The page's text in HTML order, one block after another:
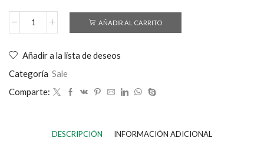
AÑADIR AL CARRITO
Añadir a la lista de deseos
Categoría Sale
Comparte:
DESCRIPCIÓN INFORMACIÓN ADICIONAL